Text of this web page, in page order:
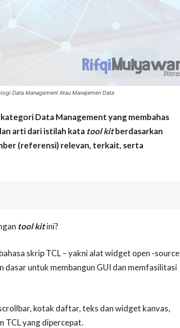
Data Management Atau Manajemen Data
Data Management yang membahas
arti dari istilah kata tool kitberdasarkan
(referensi) relevan, terkait, serta
tool kitini?
skrip TCL – yakni alat widget open -source
untuk membangun GUI dan memfasilitasi
kotak daftar, teks dan widget kanvas,
TCL yang dipercepat.